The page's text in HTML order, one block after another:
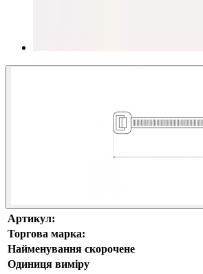
Артикул:
Торгова марка:
Найменування скорочене
Одиниця виміру